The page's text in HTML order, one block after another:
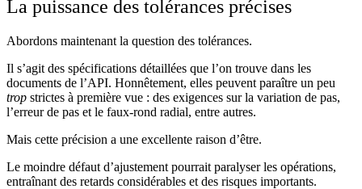
La puissance des tolérances précises
Abordons maintenant la question des tolérances.
Il s’agit des spécifications détaillées que l’on trouve dans les
documents de l’API. Honnêtement, elles peuvent paraître un peu
trop strictes à première vue : des exigences sur la variation de pas,
l’erreur de pas et le faux-rond radial, entre autres.
Mais cette précision a une excellente raison d’être.
Le moindre défaut d’ajustement pourrait paralyser les opérations,
entraînant des retards considérables et des risques importants.